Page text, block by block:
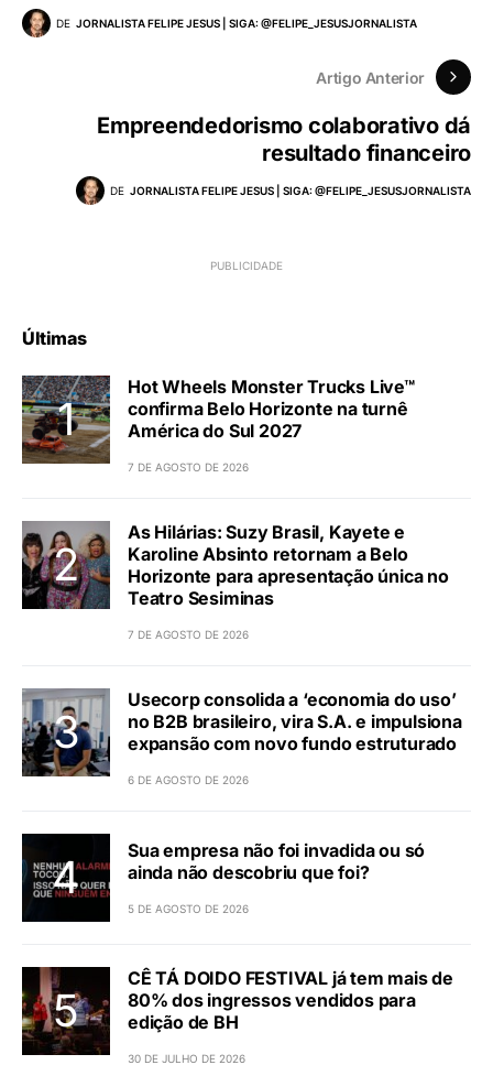
DE JORNALISTA FELIPE JESUS | SIGA: @FELIPE_JESUSJORNALISTA
Artigo Anterior
Empreendedorismo colaborativo dá
resultado financeiro
DE JORNALISTA FELIPE JESUS | SIGA: @FELIPE_JESUSJORNALISTA
Últimas
Hot Wheels Monster Trucks Live™
confirma Belo Horizonte na turnê
América do Sul 2027
7 DE AGOSTO DE 2026
As Hilárias: Suzy Brasil, Kayete e
Karoline Absinto retornam a Belo
Horizonte para apresentação única no
Teatro Sesiminas
7 DE AGOSTO DE 2026
Usecorp consolida a ‘economia do uso’
no B2B brasileiro, vira S.A. e impulsiona
expansão com novo fundo estruturado
6 DE AGOSTO DE 2026
Sua empresa não foi invadida ou só
ainda não descobriu que foi?
5 DE AGOSTO DE 2026
CÊ TÁ DOIDO FESTIVAL já tem mais de
80% dos ingressos vendidos para
edição de BH
30 DE JULHO DE 2026